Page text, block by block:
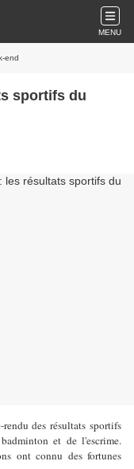
MENU
end
sportifs du
des résultats sportifs
et de l'escrime.
ont connu des fortunes